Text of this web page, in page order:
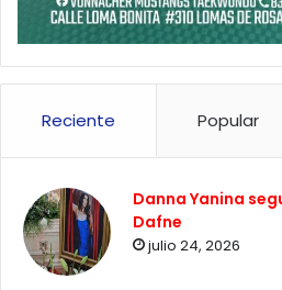
Reciente Popular
Danna Yanina
Dafne
julio 24, 2026